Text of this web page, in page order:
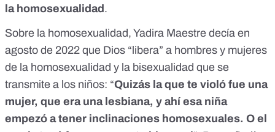
la homosexualidad.
Sobre la homosexualidad, Yadira Maestre decía en
agosto de 2022 que Dios “libera” a hombres y mujeres
de la homosexualidad y la bisexualidad que se
transmite a los niños: “Quizás la que te violó fue una
mujer, que era una lesbiana, y ahí esa niña
empezó a tener inclinaciones homosexuales. O el